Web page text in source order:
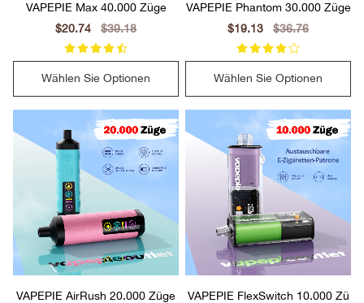
VAPEPIE Max 40.000 Züge
Sale
price
$20.74
Regular
price
$39.18
Wählen Sie Optionen
VAPEPIE Phantom 30.000 Züge
Sale
price
$19.13
Regular
price
$36.76
Wählen Sie Optionen
VAPEPIE AirRush 20.000 Züge
VAPEPIE FlexSwitch 10.000 Zü